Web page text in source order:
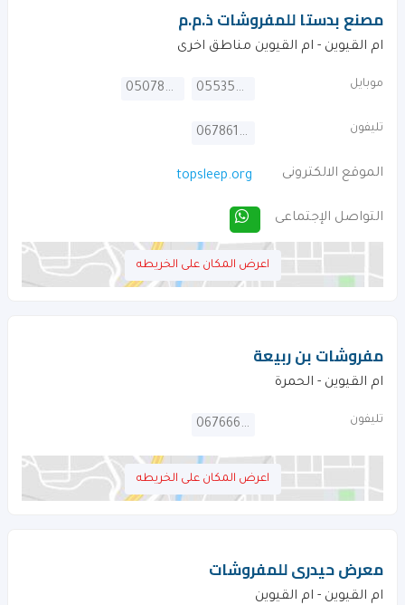
مصنع بدستا للمفروشات ذ.م.م
ام القيوين - ام القيوين مناطق اخرى
موبايل 0553575733
0507841861
تليفون 067861075
الموقع الالكترونى topsleep.org
التواصل الإجتماعى
اعرض المكان على الخريطه
مفروشات بن ربيعة
ام القيوين - الحمرة
تليفون 067666272
اعرض المكان على الخريطه
معرض حيدرى للمفروشات
ام القيوين - ام القيوين